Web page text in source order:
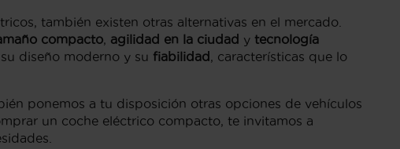
también existen otras alternativas en el mercado.
compacto, agilidad en la ciudad y tecnología
diseño moderno y su fiabilidad , características que lo
ponemos a tu disposición otras opciones de vehículos
un coche eléctrico compacto, te invitamos a